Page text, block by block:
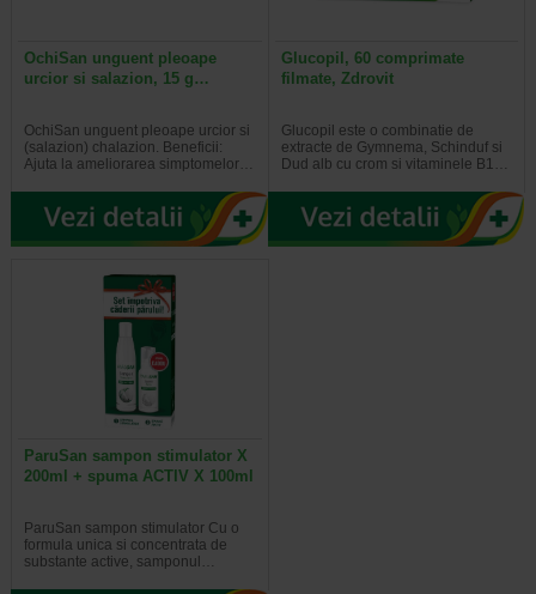
OchiSan unguent pleoape
urcior si salazion, 15 g…
OchiSan unguent pleoape urcior si
(salazion) chalazion. Beneficii:
Ajuta la ameliorarea simptomelor…
Glucopil, 60 comprimate
filmate, Zdrovit
Glucopil este o combinatie de
extracte de Gymnema, Schinduf si
Dud alb cu crom si vitaminele B1…
ParuSan sampon stimulator X
200ml + spuma ACTIV X 100ml
ParuSan sampon stimulator Cu o
formula unica si concentrata de
substante active, samponul…